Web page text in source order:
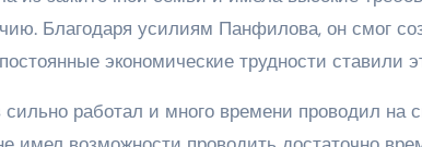
Благодаря усилиям Панфилова, он смог
экономические трудности ставили
работал и много времени проводил на